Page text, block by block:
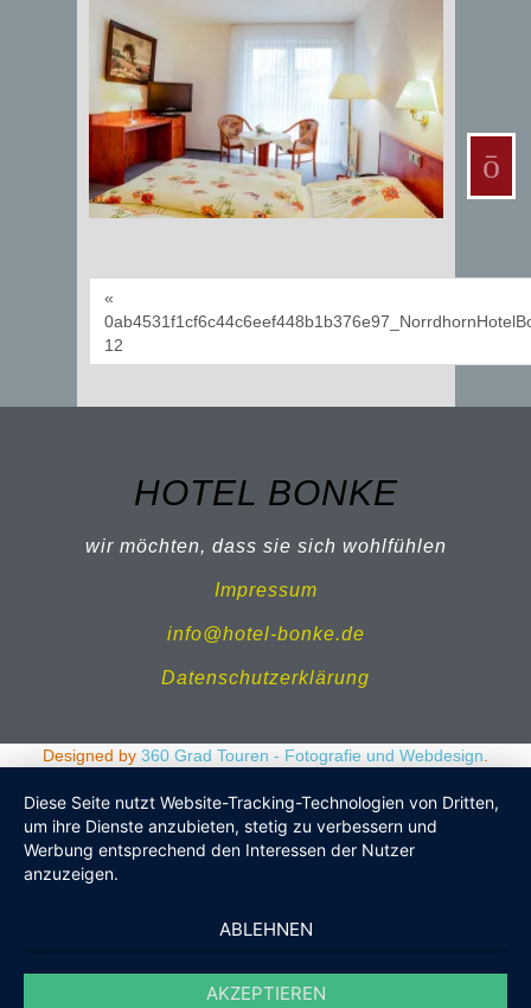
«
12
HOTEL BONKE
wir möchten, dass sie sich wohlfühlen
Impressum
info@hotel-bonke.de
Datenschutzerklärung
Designed by 360 Grad Touren - Fotografie und Webdesign
Diese Seite nutzt Website-Tracking-Technologien von Dritten,
um ihre Dienste anzubieten, stetig zu verbessern und
Werbung entsprechend den Interessen der Nutzer
anzuzeigen.
ABLEHNEN
AKZEPTIEREN